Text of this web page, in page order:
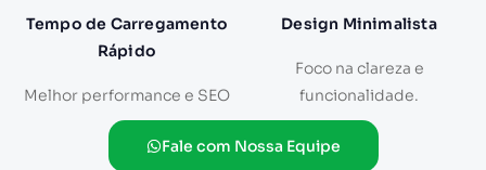
Tempo de Carregamento
Rápido
Melhor performance e SEO
Design Minimalista
Foco na clareza e
funcionalidade.
Fale com Nossa Equipe